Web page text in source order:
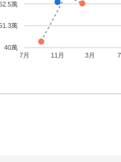
7月 11月 3月
40萬
萬
萬